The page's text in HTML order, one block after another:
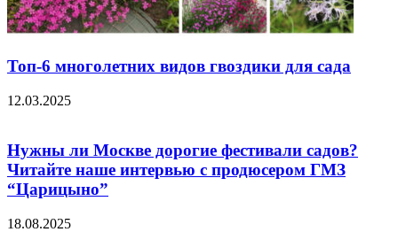
Топ-6 многолетних видов гвоздики для сада
12.03.2025
Нужны ли Москве дорогие фестивали садов?
Читайте наше интервью с продюсером ГМЗ
“Царицыно”
18.08.2025